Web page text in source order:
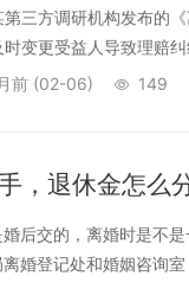
三方调研机构发布的
变更受益人导致理赔
前 (02-06) 149
，退休金怎么
后交的，离婚时是不
婚登记处和婚姻咨询